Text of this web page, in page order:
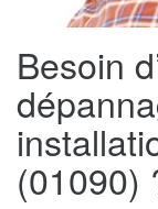
Besoin
(01090)